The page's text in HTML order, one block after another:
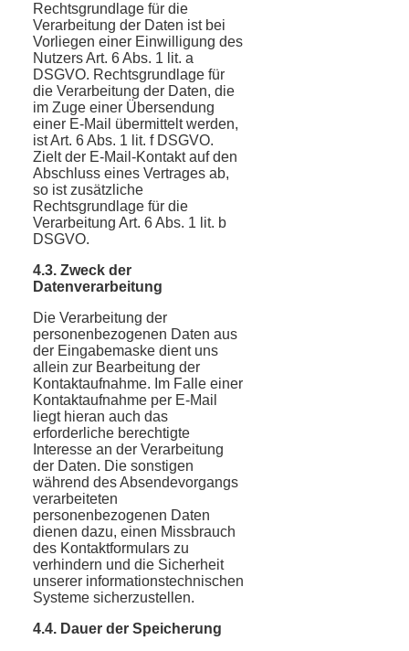
Rechtsgrundlage für die
Verarbeitung der Daten ist bei
Vorliegen einer Einwilligung des
Nutzers Art. 6 Abs. 1 lit. a
DSGVO. Rechtsgrundlage für
die Verarbeitung der Daten, die
im Zuge einer Übersendung
einer E-Mail übermittelt werden,
ist Art. 6 Abs. 1 lit. f DSGVO.
Zielt der E-Mail-Kontakt auf den
Abschluss eines Vertrages ab,
so ist zusätzliche
Rechtsgrundlage für die
Verarbeitung Art. 6 Abs. 1 lit. b
DSGVO.
4.3. Zweck der
Datenverarbeitung
Die Verarbeitung der
personenbezogenen Daten aus
der Eingabemaske dient uns
allein zur Bearbeitung der
Kontaktaufnahme. Im Falle einer
Kontaktaufnahme per E-Mail
liegt hieran auch das
erforderliche berechtigte
Interesse an der Verarbeitung
der Daten. Die sonstigen
während des Absendevorgangs
verarbeiteten
personenbezogenen Daten
dienen dazu, einen Missbrauch
des Kontaktformulars zu
verhindern und die Sicherheit
unserer informationstechnischen
Systeme sicherzustellen.
4.4. Dauer der Speicherung